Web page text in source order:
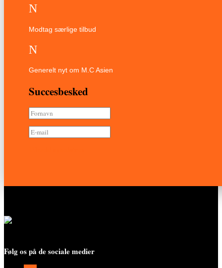
N
Modtag særlige tilbud
N
Generelt nyt om M.C Asien
Succesbesked
Følg os på de sociale medier